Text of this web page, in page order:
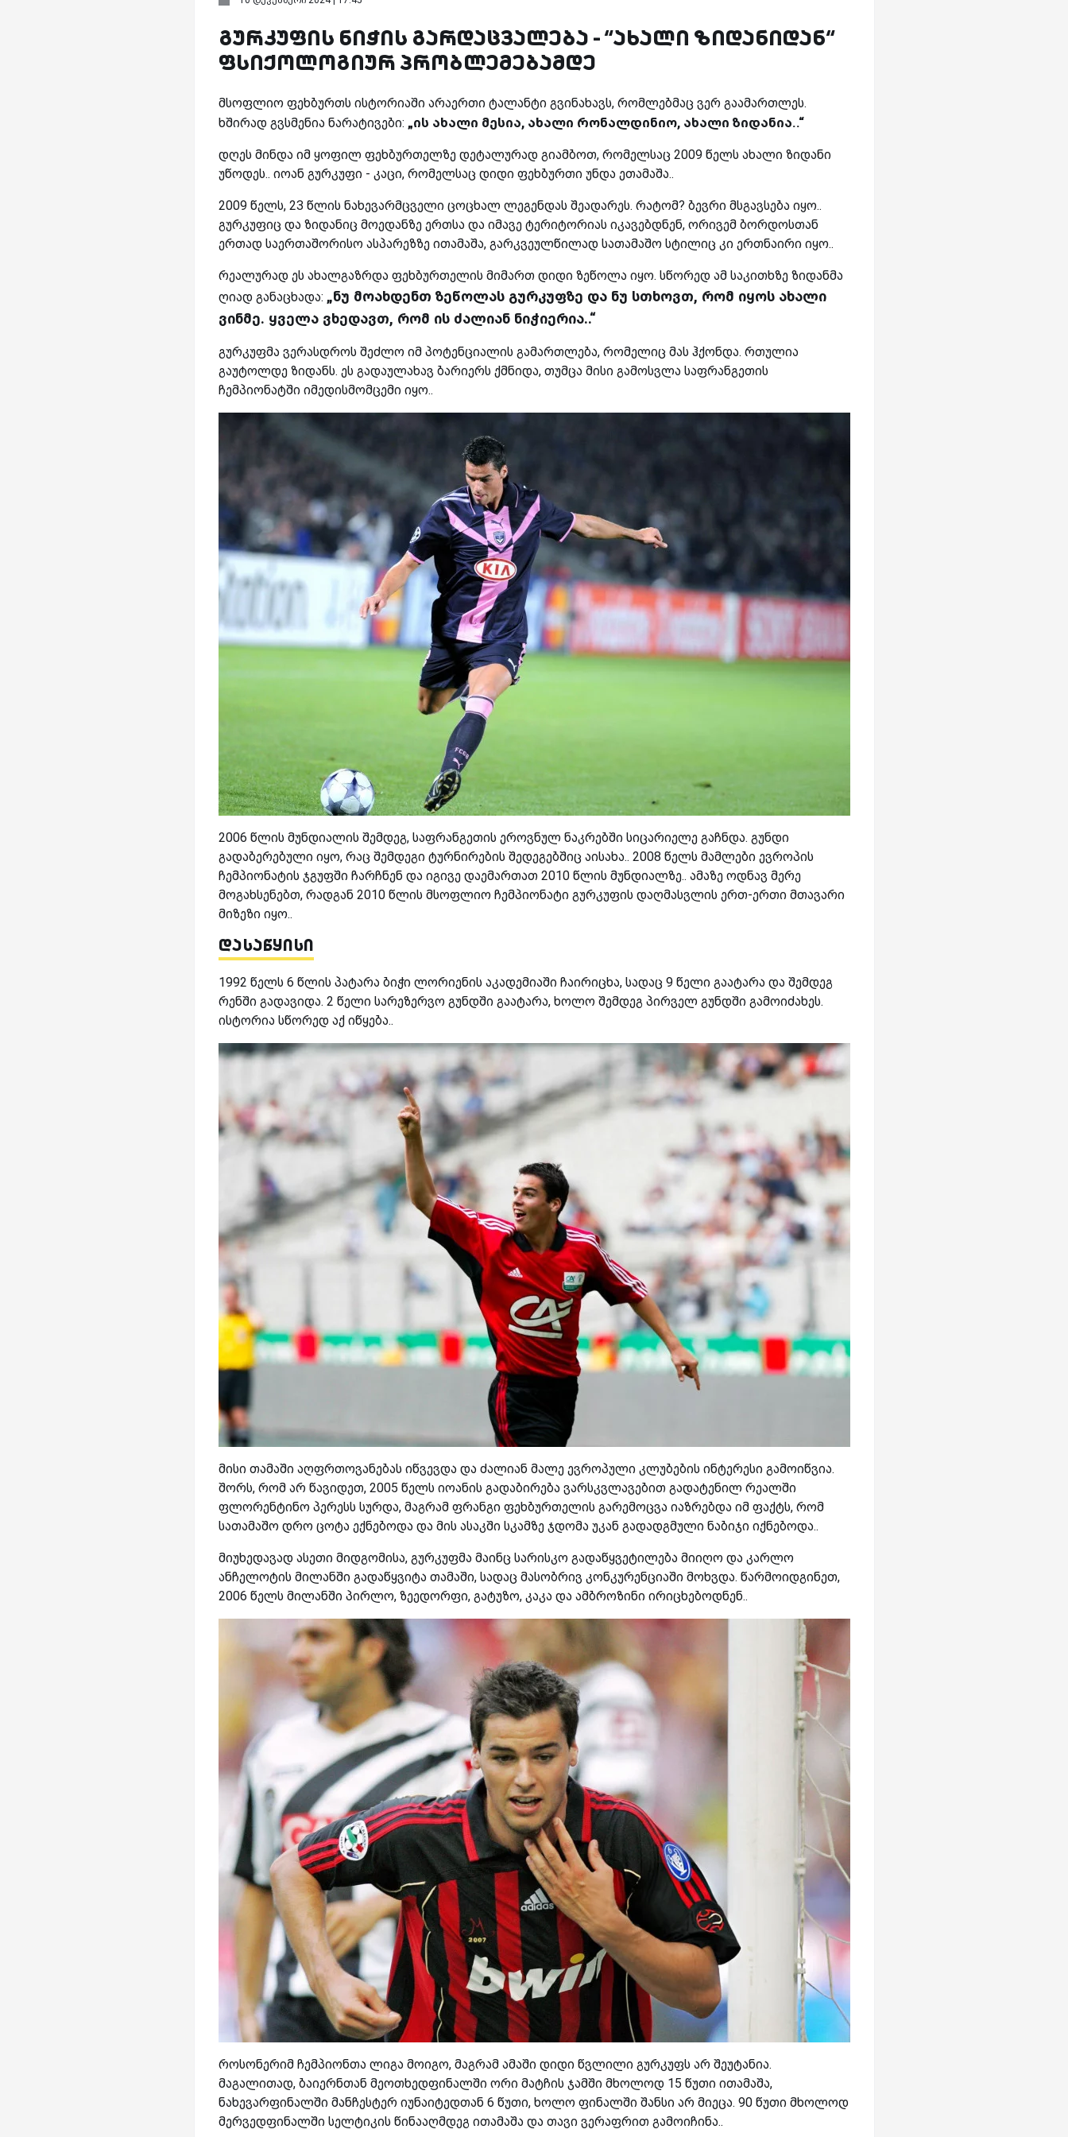
გურკუფის ნიჭის გარდაცვალება - “ახალი ზიდანიდან“
ფსიქოლოგიურ პრობლემებამდე
მსოფლიო ფეხბურთს ისტორიაში არაერთი ტალანტი გვინახავს, რომლებმაც ვერ გაამართლეს.
ხშირად გვსმენია ნარატივები: „ის ახალი მესია, ახალი რონალდინიო, ახალი ზიდანია..“
დღეს მინდა იმ ყოფილ ფეხბურთელზე დეტალურად გიამბოთ, რომელსაც 2009 წელს ახალი ზიდანი
უწოდეს.. იოან გურკუფი - კაცი, რომელსაც დიდი ფეხბურთი უნდა ეთამაშა..
2009 წელს, 23 წლის ნახევარმცველი ცოცხალ ლეგენდას შეადარეს. რატომ? ბევრი მსგავსება იყო..
გურკუფიც და ზიდანიც მოედანზე ერთსა და იმავე ტერიტორიას იკავებდნენ, ორივემ ბორდოსთან
ერთად საერთაშორისო ასპარეზზე ითამაშა, გარკვეულწილად სათამაშო სტილიც კი ერთნაირი იყო..
რეალურად ეს ახალგაზრდა ფეხბურთელის მიმართ დიდი ზეწოლა იყო. სწორედ ამ საკითხზე ზიდანმა
ღიად განაცხადა: „ნუ მოახდენთ ზეწოლას გურკუფზე და ნუ სთხოვთ, რომ იყოს ახალი
ვინმე. ყველა ვხედავთ, რომ ის ძალიან ნიჭიერია..“
გურკუფმა ვერასდროს შეძლო იმ პოტენციალის გამართლება, რომელიც მას ჰქონდა. რთულია
გაუტოლდე ზიდანს. ეს გადაულახავ ბარიერს ქმნიდა, თუმცა მისი გამოსვლა საფრანგეთის
ჩემპიონატში იმედისმომცემი იყო..
2006 წლის მუნდიალის შემდეგ, საფრანგეთის ეროვნულ ნაკრებში სიცარიელე გაჩნდა. გუნდი
გადაბერებული იყო, რაც შემდეგი ტურნირების შედეგებშიც აისახა.. 2008 წელს მამლები ევროპის
ჩემპიონატის ჯგუფში ჩარჩნენ და იგივე დაემართათ 2010 წლის მუნდიალზე.. ამაზე ოდნავ მერე
მოგახსენებთ, რადგან 2010 წლის მსოფლიო ჩემპიონატი გურკუფის დაღმასვლის ერთ-ერთი მთავარი
მიზეზი იყო..
დასაწყისი
1992 წელს 6 წლის პატარა ბიჭი ლორიენის აკადემიაში ჩაირიცხა, სადაც 9 წელი გაატარა და შემდეგ
რენში გადავიდა. 2 წელი სარეზერვო გუნდში გაატარა, ხოლო შემდეგ პირველ გუნდში გამოიძახეს.
ისტორია სწორედ აქ იწყება..
მისი თამაში აღფრთოვანებას იწვევდა და ძალიან მალე ევროპული კლუბების ინტერესი გამოიწვია.
შორს, რომ არ წავიდეთ, 2005 წელს იოანის გადაბირება ვარსკვლავებით გადატენილ რეალში
ფლორენტინო პერესს სურდა, მაგრამ ფრანგი ფეხბურთელის გარემოცვა იაზრებდა იმ ფაქტს, რომ
სათამაშო დრო ცოტა ექნებოდა და მის ასაკში სკამზე ჯდომა უკან გადადგმული ნაბიჯი იქნებოდა..
მიუხედავად ასეთი მიდგომისა, გურკუფმა მაინც სარისკო გადაწყვეტილება მიიღო და კარლო
ანჩელოტის მილანში გადაწყვიტა თამაში, სადაც მასობრივ კონკურენციაში მოხვდა. წარმოიდგინეთ,
2006 წელს მილანში პირლო, ზეედორფი, გატუზო, კაკა და ამბროზინი ირიცხებოდნენ..
როსონერიმ ჩემპიონთა ლიგა მოიგო, მაგრამ ამაში დიდი წვლილი გურკუფს არ შეუტანია.
მაგალითად, ბაიერნთან მეოთხედფინალში ორი მატჩის ჯამში მხოლოდ 15 წუთი ითამაშა,
ნახევარფინალში მანჩესტერ იუნაიტედთან 6 წუთი, ხოლო ფინალში შანსი არ მიეცა. 90 წუთი მხოლოდ
მერვედფინალში სელტიკის წინააღმდეგ ითამაშა და თავი ვერაფრით გამოიჩინა..